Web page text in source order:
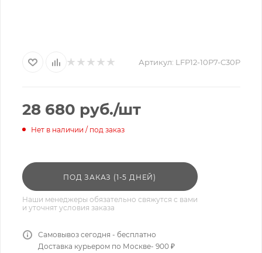
Артикул: LFP12-10P7-C30P
28 680 руб./шт
Нет в наличии / под заказ
ПОД ЗАКАЗ (1-5 ДНЕЙ)
Наши менеджеры обязательно свяжутся с вами
и уточнят условия заказа
Самовывоз сегодня - бесплатно
Доставка курьером по Москве- 900 ₽